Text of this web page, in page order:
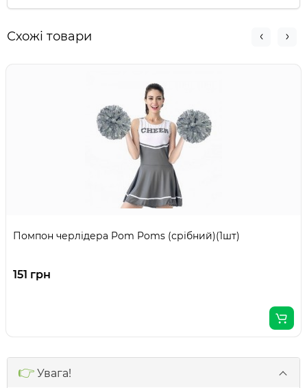
Схожі товари
Помпон черлідера Pom Poms (срібний)(1шт)
151 грн
👉 Увага!